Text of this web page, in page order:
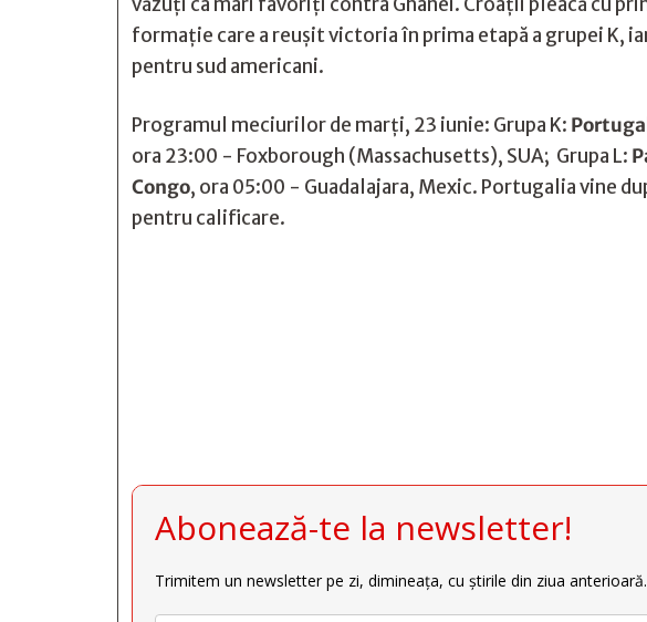
formaţie care a reuşit victoria în prima etapă a grupei K,
pentru sud americani.
Programul meciurilor de marţi, 23 iunie: Grupa K:
ora 23:00 - Foxborough (Massachusetts), SUA; Grupa L:
Congo, ora 05:00 - Guadalajara, Mexic. Portugalia vine
pentru calificare.
Abonează-te la newsletter!
Trimitem un newsletter pe zi, dimineața, cu știrile din ziua anterioară.